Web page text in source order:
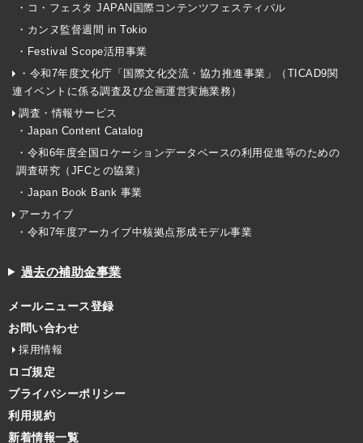
・コ・フェスタ JAPAN国際コンテンツフェスティバル
・カンヌ監督週間 in Tokio
・Festival Scope活用事業
・令和7年度文化庁「国際文化交流・協力推進事業」（TICAD9関
連イベントに係る調査及び企画運営実施業務）
調査・情報サービス
・Japan Content Catalog
・令和6年度全国ロケーションデータベースの利用促進等のための
調査研究（JFCとの協業）
・Japan Book Bank 事業
アーカイブ
・令和7年度アーカイブ中核拠点形成モデル事業
過去の補助金事業
メールニュース登録
お問い合わせ
採用情報
ロゴ規定
プライバシーポリシー
利用規約
新着情報一覧